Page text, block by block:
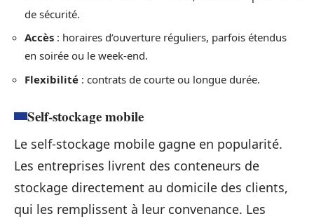
de sécurité.
Accès : horaires d’ouverture réguliers, parfois étendus
en soirée ou le week-end.
Flexibilité : contrats de courte ou longue durée.
Self-stockage mobile
Le self-stockage mobile gagne en popularité.
Les entreprises livrent des conteneurs de
stockage directement au domicile des clients,
qui les remplissent à leur convenance. Les